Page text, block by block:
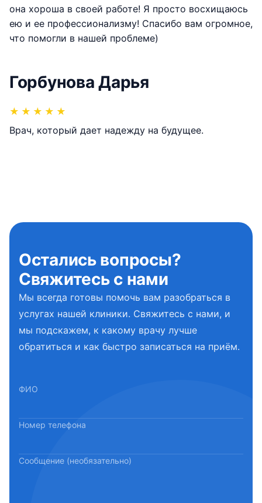
она хороша в своей работе! Я просто восхищаюсь
ею и ее профессионализму! Спасибо вам огромное,
что помогли в нашей проблеме)
Горбунова Дарья
★ ★ ★ ★ ★
Врач, который дает надежду на будущее.
Остались вопросы?
Свяжитесь с нами
Мы всегда готовы помочь вам разобраться в
услугах нашей клиники. Свяжитесь с нами, и
мы подскажем, к какому врачу лучше
обратиться и как быстро записаться на приём.
ФИО
Номер телефона
Сообщение (необязательно)